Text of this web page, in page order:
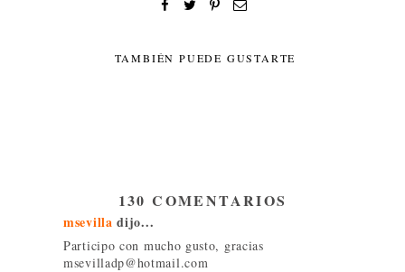
TAMBIÉN PUEDE GUSTARTE
130 COMENTARIOS
msevilla dijo...
Participo con mucho gusto, gracias
msevilladp@hotmail.com